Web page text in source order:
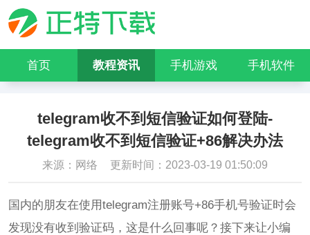
首页 教程资讯 手机游戏 手机软件
telegram收不到短信验证如何登陆-
telegram收不到短信验证+86解决办法
来源：网络 更新时间：2023-03-19 01:50:09
国内的朋友在使用telegram注册账号+86手机号验证时会
发现没有收到验证码，这是什么回事呢？接下来让小编